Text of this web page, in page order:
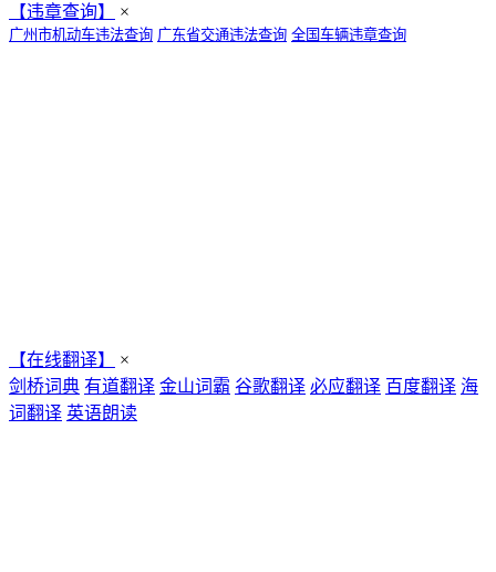
【违章查询】 ×
广州市机动车违法查询 广东省交通违法查询 全国车辆违章查询
【在线翻译】
×
剑桥词典 有道翻译 金山词霸 谷歌翻译 必应翻译 百度翻译 海
词翻译 英语朗读